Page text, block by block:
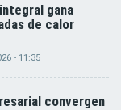
gana
de calor
- 11:35
convergen